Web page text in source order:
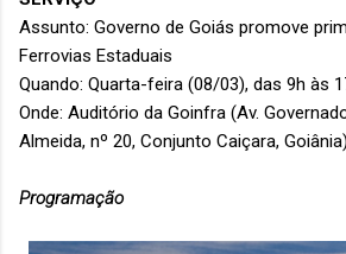
Assunto: Governo de Goiás promove
Ferrovias Estaduais
Quando: Quarta-feira (08/03), das 9h às
Onde: Auditório da Goinfra (Av.
Almeida, nº 20, Conjunto Caiçara, Goiânia)
Programação